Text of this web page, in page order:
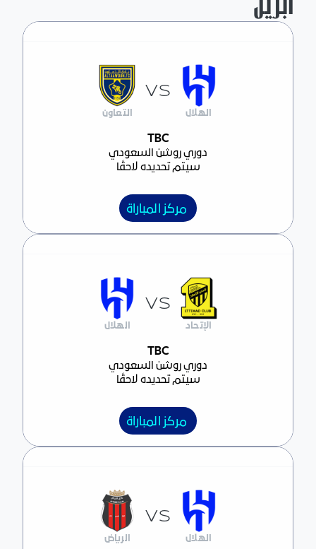
مركز المباراةTBC
دوري روشن السعودي
سيتم تحديده لاحقًا
الهلال
VS
التعاون
مركز المباراة
مركز المباراةTBC
دوري روشن السعودي
سيتم تحديده لاحقًا
الإتحاد
VS
الهلال
مركز المباراة
الهلال
VS
الرياض